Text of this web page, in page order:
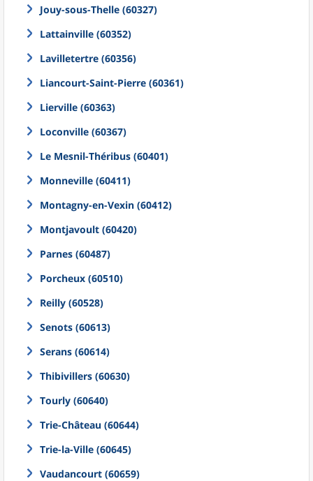
Jouy-sous-Thelle (60327)
Lattainville (60352)
Lavilletertre (60356)
Liancourt-Saint-Pierre (60361)
Lierville (60363)
Loconville (60367)
Le Mesnil-Théribus (60401)
Monneville (60411)
Montagny-en-Vexin (60412)
Montjavoult (60420)
Parnes (60487)
Porcheux (60510)
Reilly (60528)
Senots (60613)
Serans (60614)
Thibivillers (60630)
Tourly (60640)
Trie-Château (60644)
Trie-la-Ville (60645)
Vaudancourt (60659)